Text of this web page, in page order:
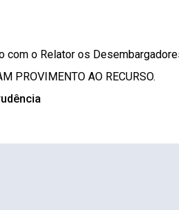
com o Relator os
PROVIMENTO AO RECURSO.